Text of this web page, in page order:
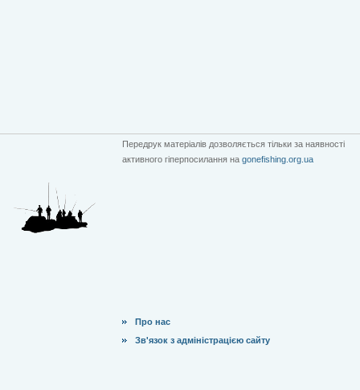
Передрук матеріалів дозволяється тільки за наявності
активного гіперпосилання на gonefishing.org.ua
Про нас
Зв'язок з адміністрацією сайту